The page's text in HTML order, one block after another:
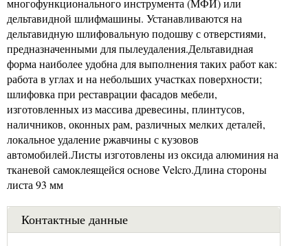
многофункционального инструмента (МФИ) или
дельтавидной шлифмашины. Устанавливаются на
дельтавидную шлифовальную подошву с отверстиями,
предназначенными для пылеудаления.Дельтавидная
форма наиболее удобна для выполнения таких работ как:
работа в углах и на небольших участках поверхности;
шлифовка при реставрации фасадов мебели,
изготовленных из массива древесины, плинтусов,
наличников, оконных рам, различных мелких деталей,
локальное удаление ржавчины с кузовов
автомобилей.Листы изготовлены из оксида алюминия на
тканевой самоклеящейся основе Velcro.Длина стороны
листа 93 мм
Контактные данные